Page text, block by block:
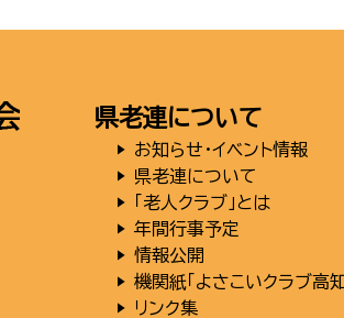
県老連について
▶ お知らせ・イベント情報
▶ 県老連について
▶
「老人クラブ」とは
▶年間行事予定
▶情報公開
▶機関紙「よさこいクラブ高知
▶
リンク集